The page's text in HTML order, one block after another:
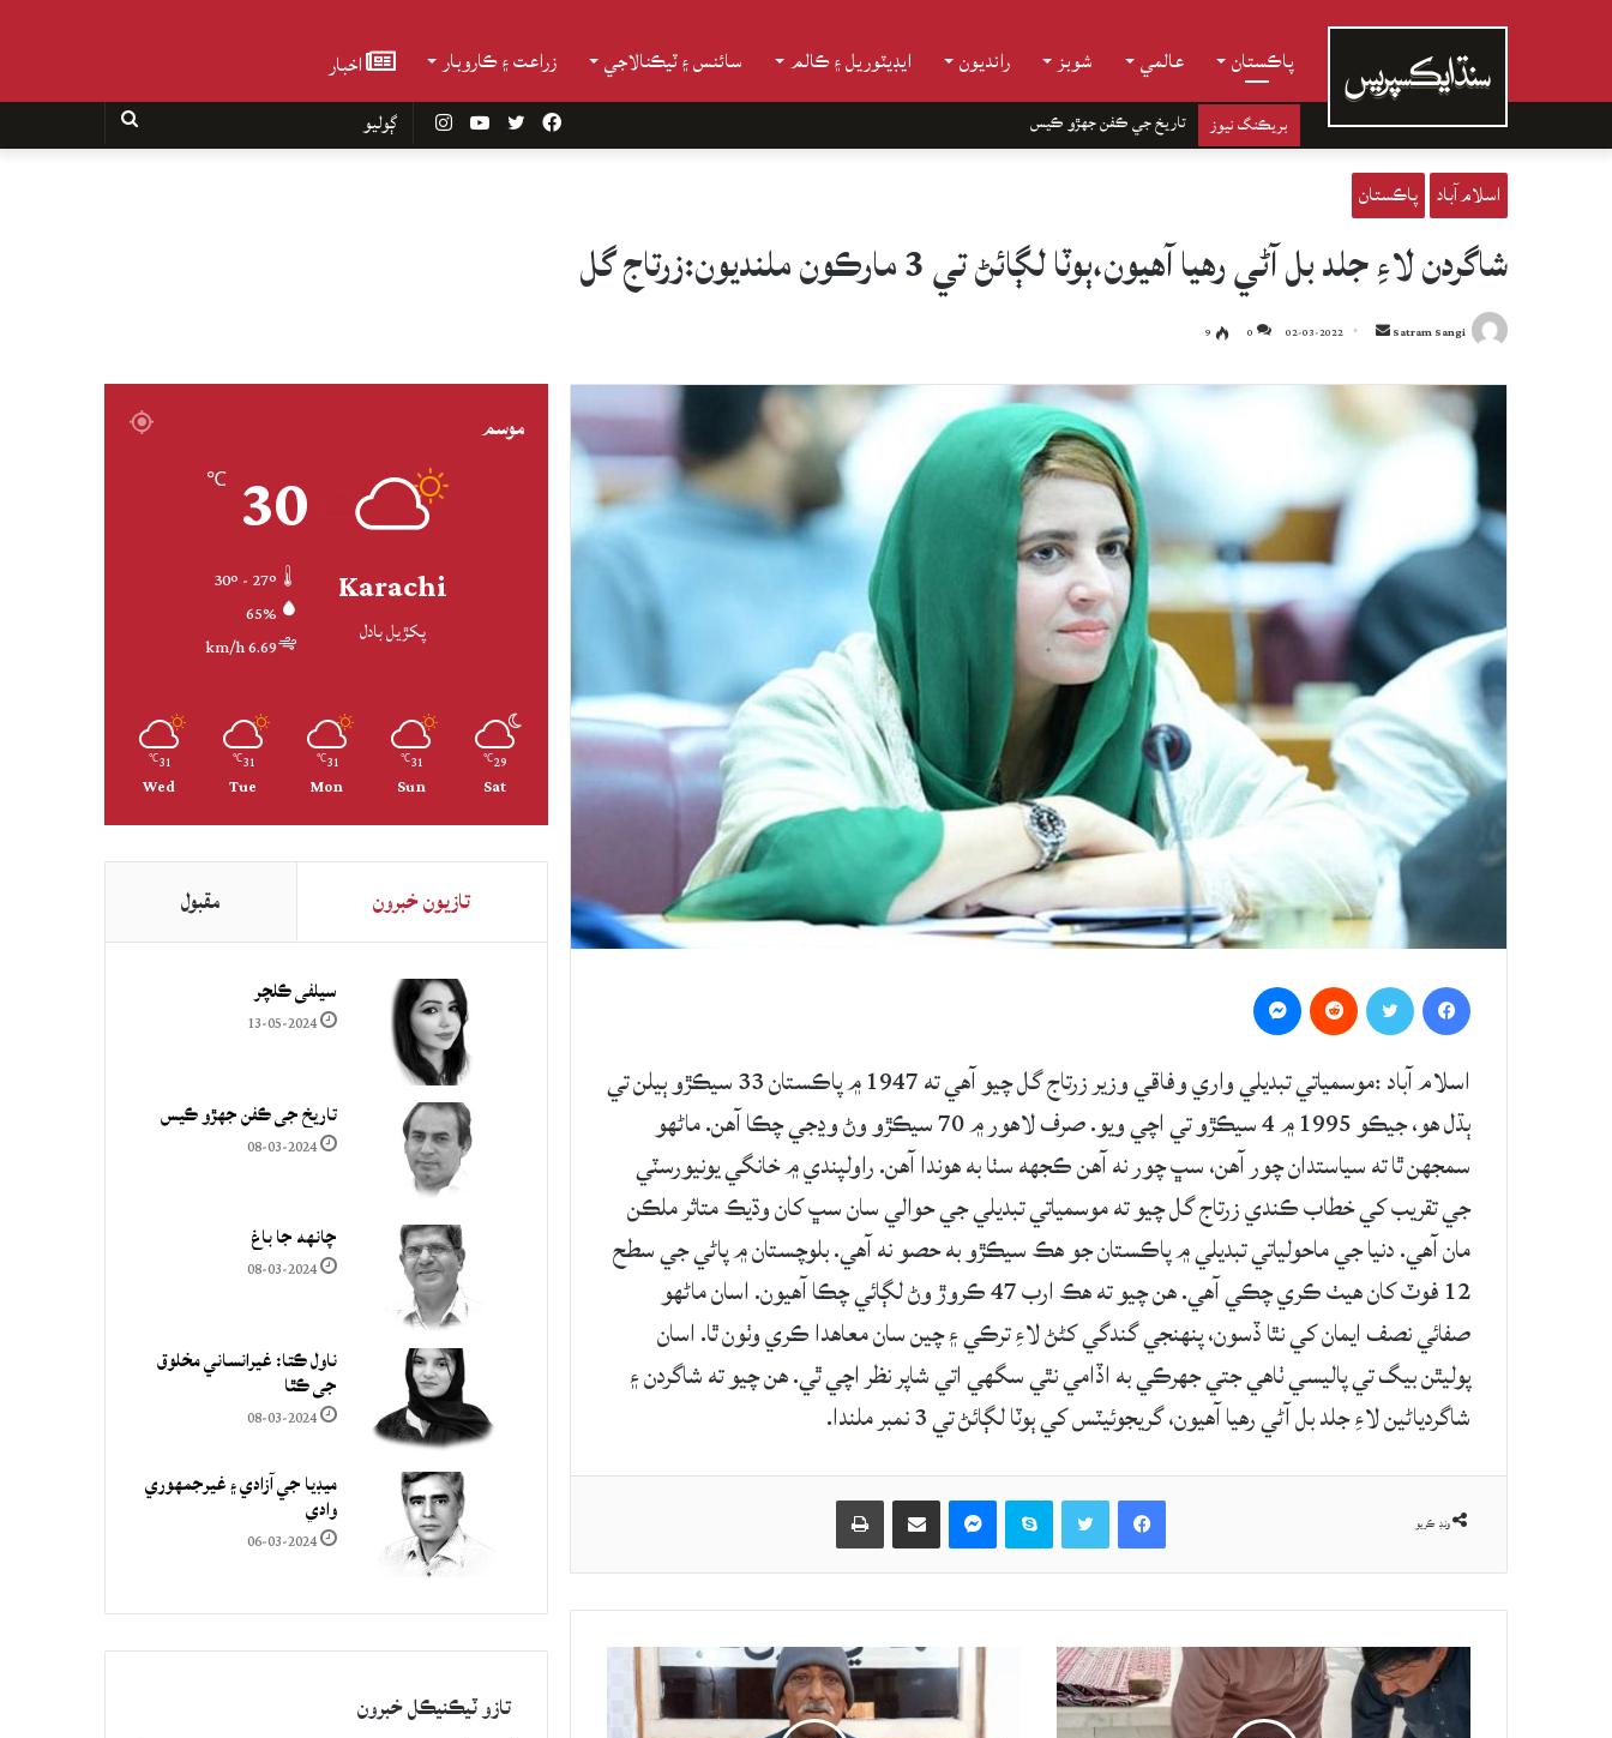
پاڪستان عالمي شوبز رانديون ايڊيٽوريل ۽ ڪالم سائنس ۽ ٽيڪنالاجي زراعت ۽ ڪاروبار اخبار
بريڪنگ نيوز تاريخ جي ڪفن جھڙو ڪيس InstagramYouTube Twitter
Facebook
اسلام آباد پاڪستان
شاگردن لاءِ جلد بل آڻي رهيا آهيون،ٻوٽا لڳائڻ تي 3 مارڪون ملنديون:زرتاج گل
Satram Sangi
Send
email
02-03-2022
0
9
اسلام آباد :موسمياتي تبديلي واري وفاقي وزير زرتاج گل چيو آهي ته 1947 ۾ پاڪستان 33 سيڪڙو ٻيلن تي
ٻڌل هو، جيڪو 1995 ۾ 4 سيڪڙو تي اچي ويو. صرف لاهور ۾ 70 سيڪڙو وڻ وڍجي چڪا آهن. ماڻهو
سمجهن ٿا ته سياستدان چور آهن، سڀ چور نه آهن ڪجهه سٺا به هوندا آهن. راولپندي ۾ خانگي يونيورسٽي
جي تقريب کي خطاب ڪندي زرتاج گل چيو ته موسمياتي تبديلي جي حوالي سان سڀ کان وڌيڪ متاثر ملڪن
مان آهي. دنيا جي ماحولياتي تبديلي ۾ پاڪستان جو هڪ سيڪڙو به حصو نه آهي. بلوچستان ۾ پاڻي جي سطح
12 فوٽ کان هيٺ ڪري چڪي آهي. هن چيو ته هڪ ارب 47 ڪروڙ وڻ لڳائي چڪا آهيون. اسان ماڻهو
صفائي نصف ايمان کي نٿا ڏسون، پنهنجي گندگي کڻڻ لاءِ ترڪي ۽ چين سان معاهدا ڪري وٺون ٿا. اسان
پوليٿن بيگ تي پاليسي ٺاهي جتي جهرڪي به اڏامي نٿي سگهي اتي شاپر نظر اچي ٿي. هن چيو ته شاگردن ۽
شاگردياڻين لاءِ جلد بل آڻي رهيا آهيون، گريجوئيٽس کي ٻوٽا لڳائڻ تي 3 نمبر ملندا.
ونڊ ڪريو
Facebook
Skype حصيداري ڪريو اي ميل ذريعي
موسم
Karachi
پکڙيل بادل
30
℃
65%
6.69 km/h
29
℃
Sat
31
℃
Sun
31
℃
Mon
31
℃
Tue
31
℃
Wed
تازيون خبرون مقبول
سيلفي ڪلچر
13-05-2024
تاريخ جي ڪفن جھڙو ڪيس
08-03-2024
چانهه جا باغ
08-03-2024
ناول ڪتا: غيرانساني مخلوق
جي ڪٿا
08-03-2024
ميڊيا جي آزادي ۽ غيرجمھوري
وادي
06-03-2024
تازو ٽيڪنيڪل خبرون